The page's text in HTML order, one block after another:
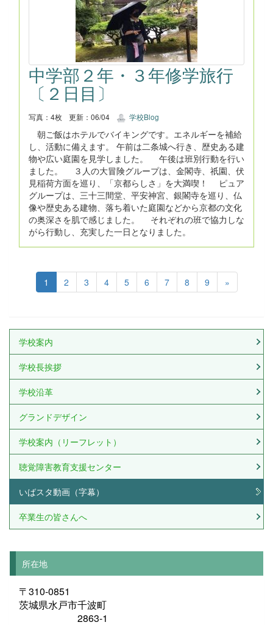
中学部２年・３年修学旅行
〔２日目〕
写真：4枚 更新：06/04 学校Blog
朝ご飯はホテルでバイキングです。エネルギーを補給
し、活動に備えます。 午前は二条城へ行き、歴史ある建
物や広い庭園を見学しました。 午後は班別行動を行い
ました。 ３人の大冒険グループは、金閣寺、祇園、伏
見稲荷方面を巡り、「京都らしさ」を大満喫！ ピュア
グループは、三十三間堂、平安神宮、銀閣寺を巡り、仏
像や歴史ある建物、落ち着いた庭園などから京都の文化
の奥深さを肌で感じました。 それぞれの班で協力しな
がら行動し、充実した一日となりました。
1 2 3 4 5 6 7 8 9 »
学校案内
学校長挨拶
学校沿革
グランドデザイン
学校案内（リーフレット）
聴覚障害教育支援センター
いばスタ動画（字幕）
卒業生の皆さんへ
所在地
〒310-0851
茨城県水戸市千波町
2863-1